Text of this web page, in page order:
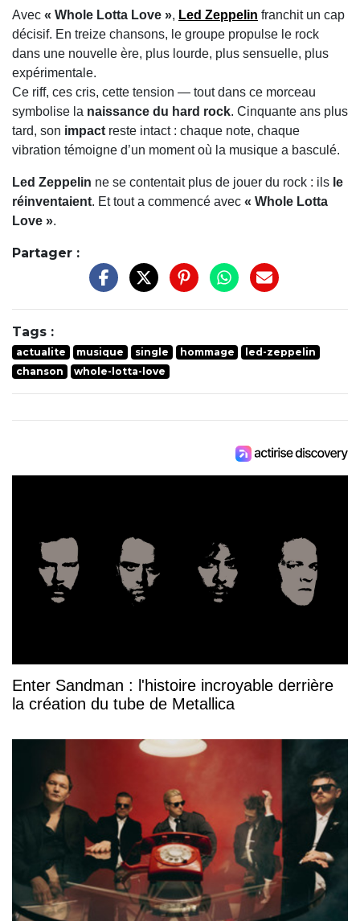
Avec « Whole Lotta Love », Led Zeppelin franchit un cap
décisif. En treize chansons, le groupe propulse le rock
dans une nouvelle ère, plus lourde, plus sensuelle, plus
expérimentale.
Ce riff, ces cris, cette tension — tout dans ce morceau
symbolise la naissance du hard rock. Cinquante ans plus
tard, son impact reste intact : chaque note, chaque
vibration témoigne d’un moment où la musique a basculé.
Led Zeppelin ne se contentait plus de jouer du rock : ils le
réinventaient. Et tout a commencé avec « Whole Lotta
Love ».
Partager :
Tags :
actualite musique single hommage
led-zeppelin
chanson
whole-lotta-love
Enter Sandman : l'histoire incroyable derrière
la création du tube de Metallica